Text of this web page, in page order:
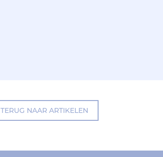
TERUG NAAR ARTIKELEN